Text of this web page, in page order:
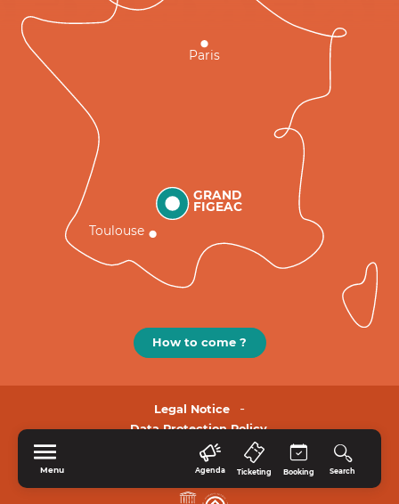
Menu Agenda Ticketing Booking Search
GRAND
FIGEAC
Toulouse
Paris
How to come ?
Legal Notice
Data Protection Policy.